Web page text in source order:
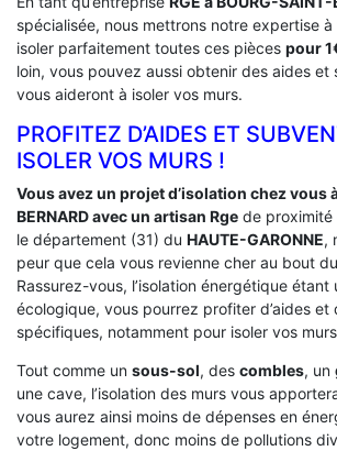
spécialisée, nous mettrons notre expertise
isoler parfaitement toutes ces pièces pour
loin, vous pouvez aussi obtenir des aides et
vous aideront à isoler vos murs.
PROFITEZ D’AIDES ET
ISOLER VOS MURS !
Vous avez un projet d’isolation chez vous
BERNARD avec un artisan Rge de proximité
le département (31) du HAUTE-GARONNE,
peur que cela vous revienne cher au bout
Rassurez-vous, l’isolation énergétique étant
écologique, vous pourrez profiter d’aides et
spécifiques, notamment pour isoler vos
Tout comme un sous-sol, des combles, un
une cave, l’isolation des murs vous
vous aurez ainsi moins de dépenses en
votre logement, donc moins de pollutions